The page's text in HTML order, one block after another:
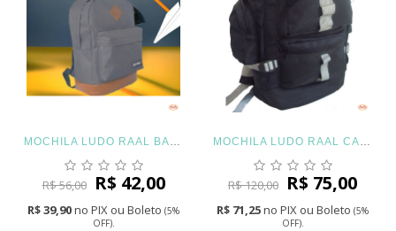
MOCHILA LUDO RAAL BARRA BELA CINZA UNISSEX ESCOLAR
R$ 56,00 R$ 42,00
R$ 39,90no PIX ou Boleto (5%
OFF).
MOCHILA LUDO RAAL CAMPING ESPORTIVA
R$ 120,00 R$ 75,00
R$ 71,25no PIX ou Boleto (5%
OFF).